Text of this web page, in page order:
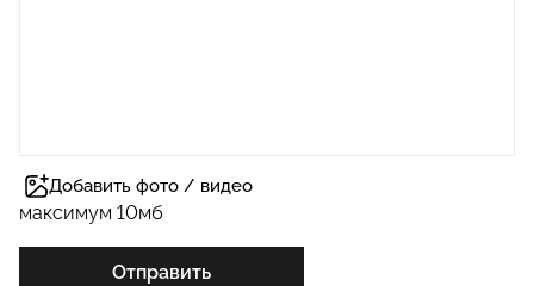
Добавить фото / видео
максимум 10мб
Отправить